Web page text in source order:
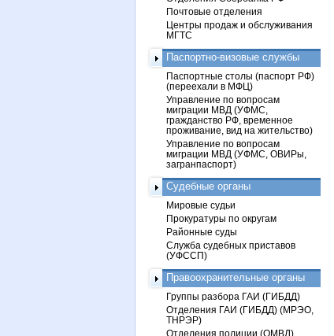
Почтовые отделения
Центры продаж и обслуживания
МГТС
Паспортно-визовые службы
Паспортные столы (паспорт РФ)
(переехали в МФЦ)
Управление по вопросам
миграции МВД (УФМС,
гражданство РФ, временное
проживание, вид на жительство)
Управление по вопросам
миграции МВД (УФМС, ОВИРы,
загранпаспорт)
Судебные органы
Мировые судьи
Прокуратуры по округам
Районные суды
Служба судебных приставов
(УФССП)
Правоохранительные органы
Группы разбора ГАИ (ГИБДД)
Отделения ГАИ (ГИБДД) (МРЭО,
ТНРЭР)
Отделения полиции (ОМВД)